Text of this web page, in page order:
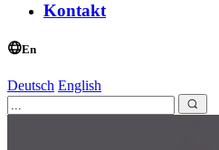
Kontakt
En
Deutsch English